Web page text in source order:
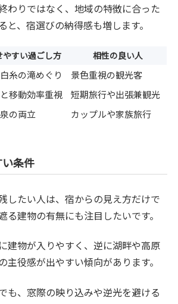
わりではなく、地域の特徴に合った
と、宿選びの納得感も増します。
やすい過ごし方 相性の良い人
糸の滝めぐり
景色重視の観光客
移動効率重視
短期旅行や出張兼観光
の両立 カップルや家族旅行
条件
したい人は、宿からの見え方だけで
る建物の有無にも注目したいです。
建物が入りやすく、逆に湖畔や高原
主役感が出やすい傾向があります。
も、窓際の映り込みや逆光を避ける